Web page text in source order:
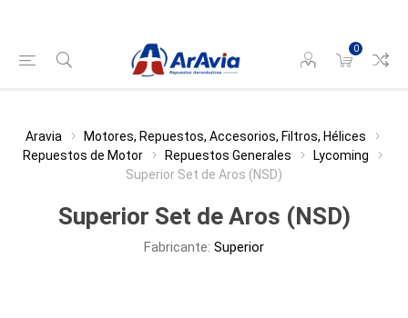
0
Aravia
Motores, Repuestos, Accesorios, Filtros, Hélices
Repuestos de Motor
Repuestos Generales
Lycoming
Superior Set de Aros (NSD)
Superior Set de Aros (NSD)
Fabricante: Superior